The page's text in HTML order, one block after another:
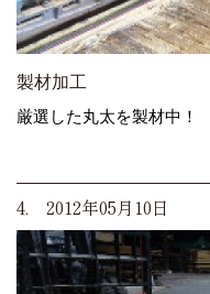
製材加工
厳選した丸太を製材中！
4. 2012年05月10日